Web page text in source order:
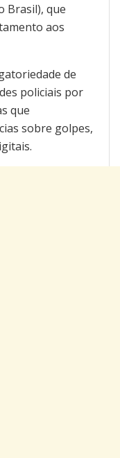
Brasil), que
aos
de
policiais por
que
sobre golpes,